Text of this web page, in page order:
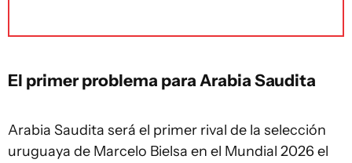
El primer problema para Arabia Saudita
Arabia Saudita será el primer rival de la selección
uruguaya de Marcelo Bielsa en el Mundial 2026 el